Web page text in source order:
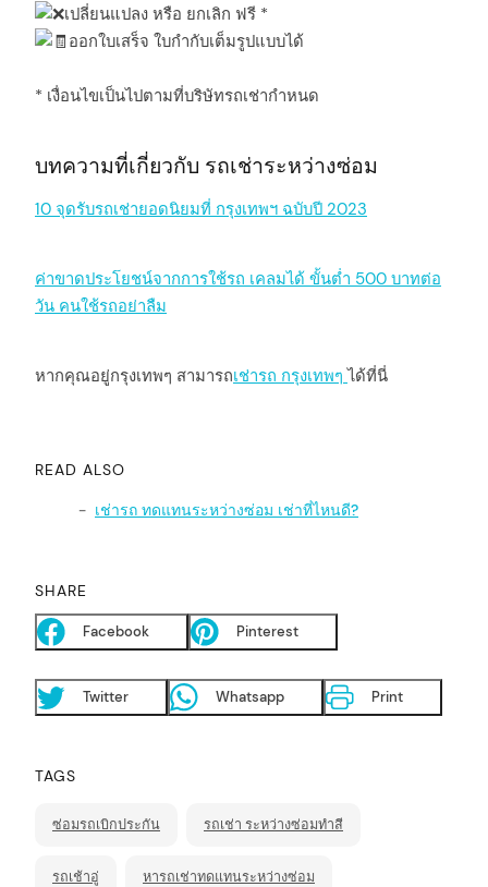
เปลี่ยนแปลง หรือ ยกเลิก ฟรี *
ออกใบเสร็จ ใบกำกับเต็มรูปแบบได้
* เงื่อนไขเป็นไปตามที่บริษัทรถเช่ากำหนด
บทความที่เกี่ยวกับ รถเช่าระหว่างซ่อม
10 จุดรับรถเช่ายอดนิยมที่ กรุงเทพฯ ฉบับปี 2023
ค่าขาดประโยชน์จากการใช้รถ เคลมได้ ขั้นต่ำ 500 บาทต่อ
วัน คนใช้รถอย่าลืม
หากคุณอยู่กรุงเทพๆ สามารถเช่ารถ กรุงเทพๆได้ที่นี่
READ ALSO
เช่ารถ ทดแทนระหว่างซ่อม เช่าที่ไหนดี?
SHARE
Facebook Pinterest
Twitter Whatsapp Print
TAGS
ซ่อมรถเบิกประกัน รถเช่า ระหว่างซ่อมทำสี
รถเช้าอู่ หารถเช่าทดแทนระหว่างซ่อม